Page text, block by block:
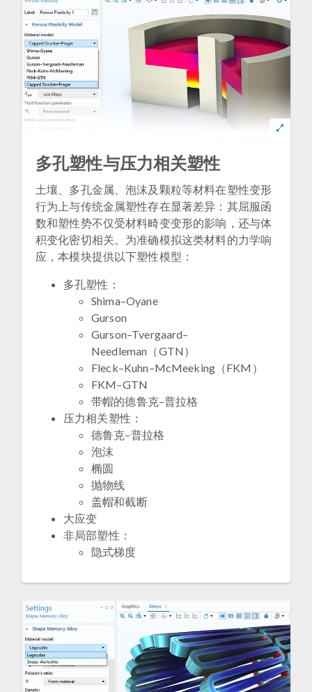
多孔塑性与压力相关塑性
土壤、多孔金属、泡沫及颗粒等材料在塑性变形
行为上与传统金属塑性存在显著差异：其屈服函
数和塑性势不仅受材料畸变变形的影响，还与体
积变化密切相关。为准确模拟这类材料的力学响
应，本模块提供以下塑性模型：
多孔塑性：
Shima–Oyane
Gurson
Gurson–Tvergaard–
Needleman（GTN）
Fleck–Kuhn–McMeeking（FKM）
FKM–GTN
带帽的德鲁克–普拉格
压力相关塑性：
德鲁克–普拉格
泡沫
椭圆
抛物线
盖帽和截断
大应变
非局部塑性​：
隐式梯度